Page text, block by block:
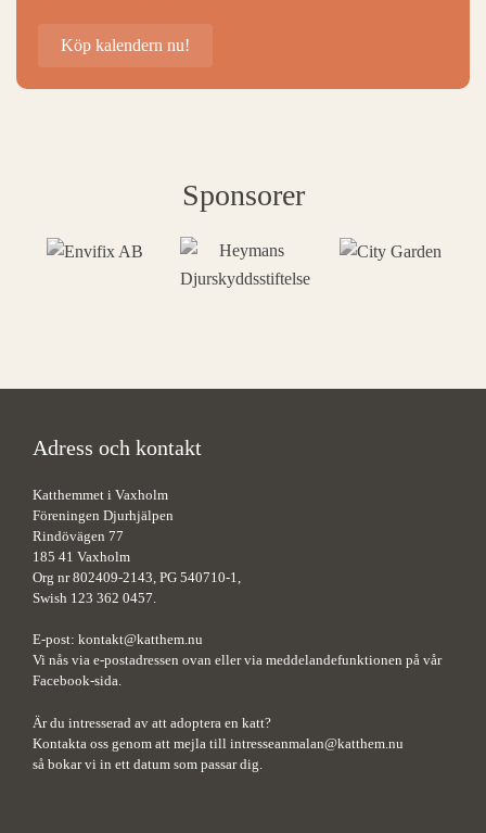
Köp kalendern nu!
Sponsorer
Adress och kontakt
Katthemmet i Vaxholm
Föreningen Djurhjälpen
Rindövägen 77
185 41 Vaxholm
Org nr 802409-2143, PG 540710-1,
Swish 123 362 0457.
E-post: kontakt@katthem.nu
Vi nås via e-postadressen ovan eller via meddelandefunktionen på vår
Facebook-sida.
Är du intresserad av att adoptera en katt?
Kontakta oss genom att mejla till intresseanmalan@katthem.nu
så bokar vi in ett datum som passar dig.